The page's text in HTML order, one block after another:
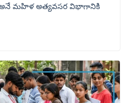
అనే మహిళ అత్యవసర విభాగానికి